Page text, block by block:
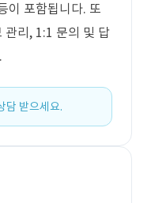
이 포함됩니다. 또
관리, 1:1 문의 및 답
담 받으세요.